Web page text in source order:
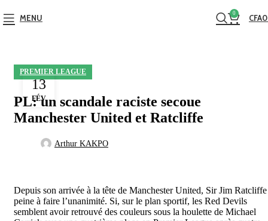
MENU 0 CFA
PREMIER LEAGUE
PL: un scandale raciste secoue
Manchester United et Ratcliffe
Arthur KAKPO
13
FÉV
Depuis son arrivée à la tête de Manchester United, Sir Jim Ratcliffe
peine à faire l’unanimité. Si, sur le plan sportif, les Red Devils
semblent avoir retrouvé des couleurs sous la houlette de Michael